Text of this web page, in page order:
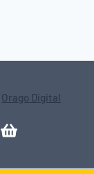
Orago Digital